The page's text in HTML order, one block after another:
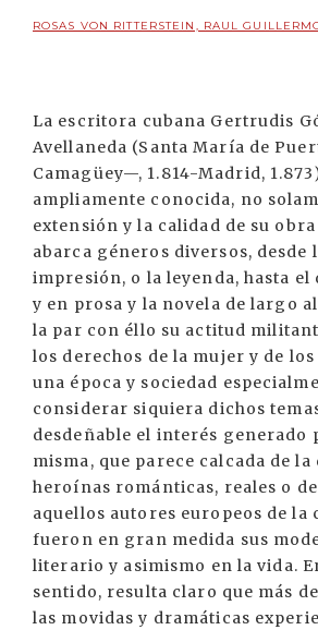
ROSAS VON RITTERSTEIN, RAUL
La escritora cubana Gertrudis
Avellaneda (Santa María de
Camagüey—, 1.814-Madrid,
ampliamente conocida, no
extensión y la calidad de su
abarca géneros diversos, desde
impresión, o la leyenda, hasta el
y en prosa y la novela de largo
la par con éllo su actitud
los derechos de la mujer y de los
una época y sociedad
considerar siquiera dichos
desdeñable el interés generado
misma, que parece calcada de la
heroínas románticas, reales o
aquellos autores europeos de la
fueron en gran medida sus
literario y asimismo en la vida.
sentido, resulta claro que más
las movidas y dramáticas